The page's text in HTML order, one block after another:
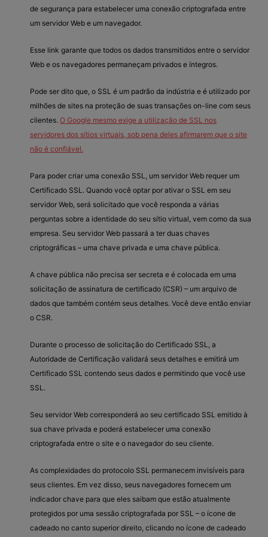
de segurança para estabelecer uma conexão criptografada entre
um servidor Web e um navegador.
Esse link garante que todos os dados transmitidos entre o servidor
Web e os navegadores permaneçam privados e íntegros.
Pode ser dito que, o SSL é um padrão da indústria e é utilizado por
milhões de sites na proteção de suas transações on-line com seus
clientes. O Google mesmo exige a utilização de SSL nos
servidores dos sítios virtuais, sob pena deles afirmarem que o site
não é confiável.
Para poder criar uma conexão SSL, um servidor Web requer um
Certificado SSL. Quando você optar por ativar o SSL em seu
servidor Web, será solicitado que você responda a várias
perguntas sobre a identidade do seu sítio virtual, vem como da sua
empresa. Seu servidor Web passará a ter duas chaves
criptográficas – uma chave privada e uma chave pública.
A chave pública não precisa ser secreta e é colocada em uma
solicitação de assinatura de certificado (CSR) – um arquivo de
dados que também contém seus detalhes. Você deve então enviar
o CSR.
Durante o processo de solicitação do Certificado SSL, a
Autoridade de Certificação validará seus detalhes e emitirá um
Certificado SSL contendo seus dados e permitindo que você use
SSL.
Seu servidor Web corresponderá ao seu certificado SSL emitido à
sua chave privada e poderá estabelecer uma conexão
criptografada entre o site e o navegador do seu cliente.
As complexidades do protocolo SSL permanecem invisíveis para
seus clientes. Em vez disso, seus navegadores fornecem um
indicador chave para que eles saibam que estão atualmente
protegidos por uma sessão criptografada por SSL – o ícone de
cadeado no canto superior direito, clicando no ícone de cadeado